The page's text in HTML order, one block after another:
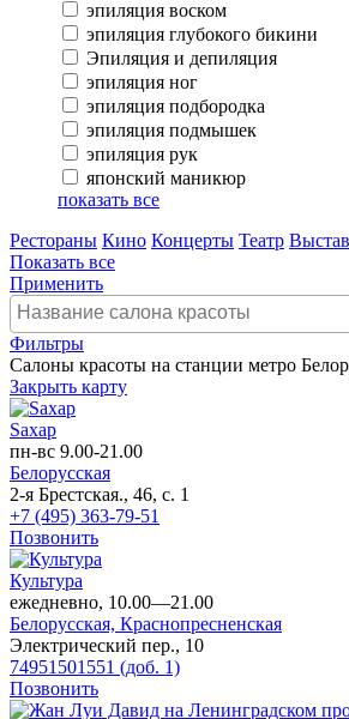
эпиляция воском
эпиляция глубокого бикини
Эпиляция и депиляция
эпиляция ног
эпиляция подбородка
эпиляция подмышек
эпиляция рук
японский маникюр
показать все
Рестораны Кино Концерты Театр
Показать все
Применить
Фильтры
Салоны красоты на станции метро
Закрыть карту
Sахар
пн-вс 9.00-21.00
Белорусская
2-я Брестская., 46, с. 1
+7 (495) 363-79-51
Позвонить
Культура
ежедневно, 10.00—21.00
Белорусская, Краснопресненская
Электрический пер., 10
74951501551 (доб. 1)
Позвонить